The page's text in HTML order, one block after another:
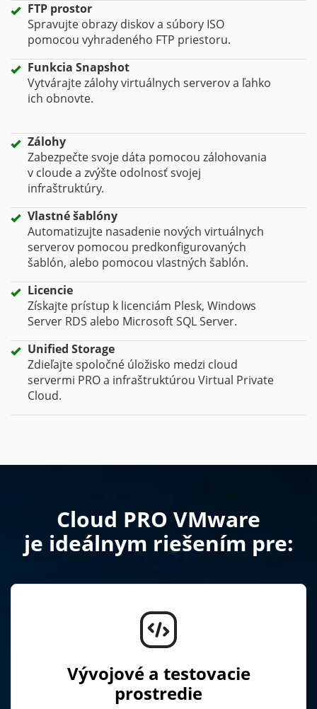
FTP prostor
Spravujte obrazy diskov a súbory ISO
pomocou vyhradeného FTP priestoru.
Funkcia Snapshot
Vytvárajte zálohy virtuálnych serverov a ľahko
ich obnovte.
Zálohy
Zabezpečte svoje dáta pomocou zálohovania
v cloude a zvýšte odolnosť svojej
infraštruktúry.
Vlastné šablóny
Automatizujte nasadenie nových virtuálnych
serverov pomocou predkonfigurovaných
šablón, alebo pomocou vlastných šablón.
Licencie
Získajte prístup k licenciám Plesk, Windows
Server RDS alebo Microsoft SQL Server.
Unified Storage
Zdieľajte spoločné úložisko medzi cloud
servermi PRO a infraštruktúrou Virtual Private
Cloud.
Cloud PRO VMware
je ideálnym riešením pre:
Vývojové a testovacie
prostredie